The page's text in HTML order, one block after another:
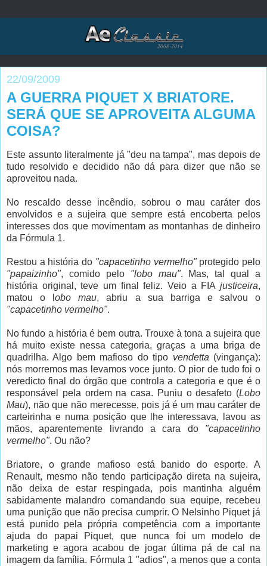
22/09/2009
A GUERRA PIQUET X BRIATORE.
SERÁ QUE SE APROVEITA ALGUMA
COISA?
Este assunto literalmente já "deu na tampa", mas depois de
tudo resolvido e decidido não dá para dizer que não se
aproveitou nada.
No rescaldo desse incêndio, sobrou o mau caráter dos
envolvidos e a sujeira que sempre está encoberta pelos
interesses dos que movimentam as montanhas de dinheiro
da Fórmula 1.
Restou a história do "capacetinho vermelho"protegido pelo
"papaizinho", comido pelo "lobo mau". Mas, tal qual a
história original, teve um final feliz. Veio a FIA justiceira,
matou o lobo mau, abriu a sua barriga e salvou o
"capacetinho vermelho".
No fundo a história é bem outra. Trouxe à tona a sujeira que
há muito existe nessa categoria, graças a uma briga de
quadrilha. Algo bem mafioso do tipo vendetta (vingança):
nós morremos mas levamos voce junto. O pior de tudo foi o
veredicto final do órgão que controla a categoria e que é o
responsável pela ordem na casa. Puniu o desafeto (Lobo
Mau), não que não merecesse, pois já é um mau caráter de
carteirinha e numa posição que lhe interessava, lavou as
mãos, aparentemente livrando a cara do "capacetinho
vermelho". Ou não?
Briatore, o grande mafioso está banido do esporte. A
Renault, mesmo não tendo participação direta na sujeira,
não deixa de estar respingada, pois mantinha alguém
sabidamente malandro comandando sua equipe, recebeu
uma punição que não precisa cumprir. O Nelsinho Piquet já
está punido pela própria competência com a importante
ajuda do papai Piquet, que nunca foi um modelo de
marketing e agora acabou de jogar última pá de cal na
imagem da família. Fórmula 1 "adios", a menos que a conta